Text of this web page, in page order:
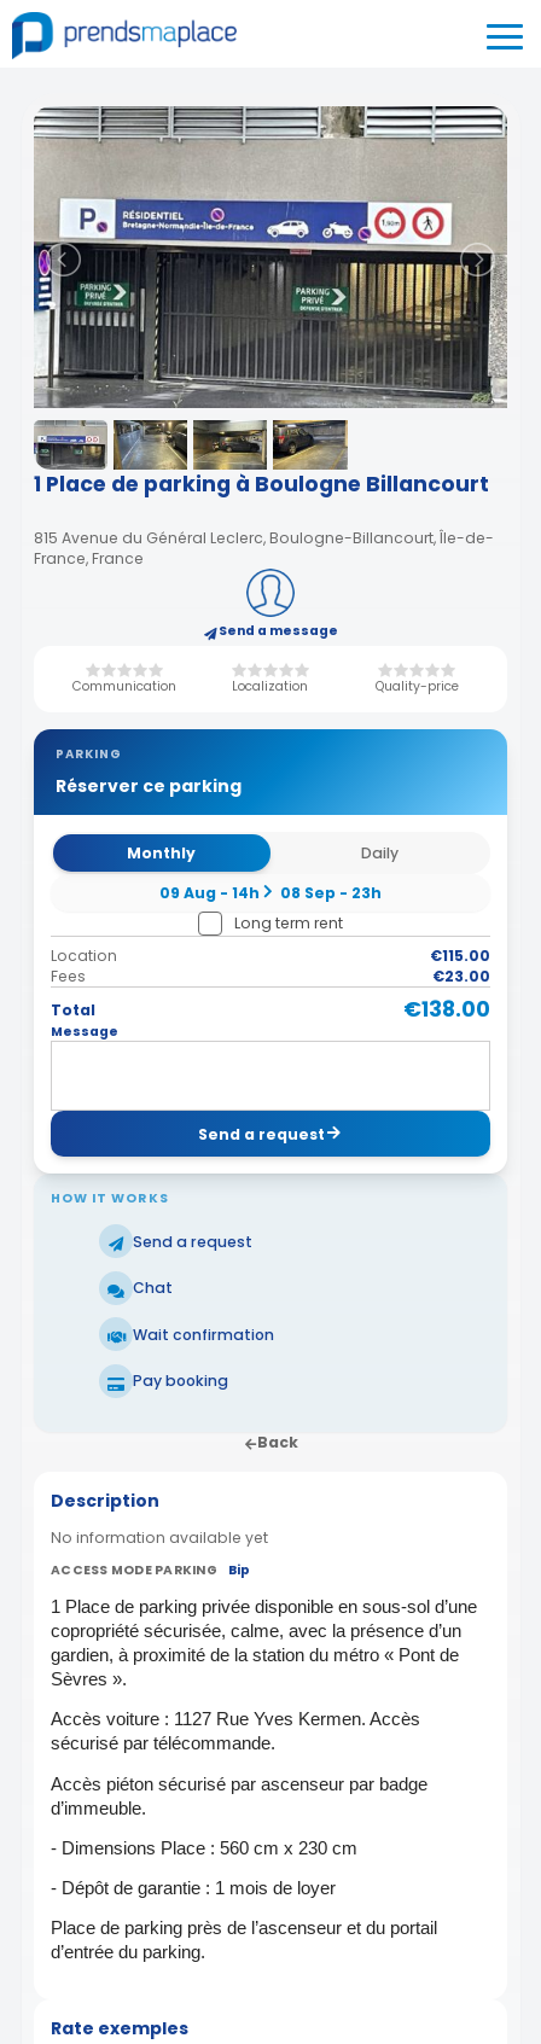
1 Place de parking à Boulogne Billancourt
815 Avenue du Général Leclerc, Boulogne-Billancourt, Île-de-
France, France
Send a message
Communication Localization Quality-price
PARKING
Réserver ce parking
Monthly
Daily
09 Aug - 14h
08 Sep - 23h
Long term rent
Location
€115.00
Fees
€23.00
Total
€138.00
Message
Send a request
HOW IT WORKS
Send a request
Chat
Wait confirmation
Pay booking
Back
Description
No information available yet
ACCESS MODE PARKING Bip
1 Place de parking privée disponible en sous-sol d’une
copropriété sécurisée, calme, avec la présence d’un
gardien, à proximité de la station du métro « Pont de
Sèvres ».
Accès voiture : 1127 Rue Yves Kermen. Accès
sécurisé par télécommande.
Accès piéton sécurisé par ascenseur par badge
d’immeuble.
- Dimensions Place : 560 cm x 230 cm
- Dépôt de garantie : 1 mois de loyer
Place de parking près de l’ascenseur et du portail
d’entrée du parking.
Rate exemples